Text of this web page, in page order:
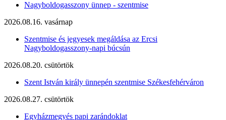
Nagyboldogasszony ünnep - szentmise
2026.08.16. vasárnap
Szentmise és jegyesek megáldása az Ercsi
Nagyboldogasszony-napi búcsún
2026.08.20. csütörtök
Szent István király ünnepén szentmise Székesfehérváron
2026.08.27. csütörtök
Egyházmegyés papi zarándoklat